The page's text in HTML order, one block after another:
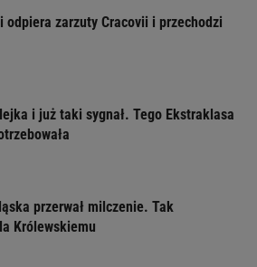
odpiera zarzuty Cracovii i przechodzi
i już taki sygnał. Tego Ekstraklasa
przerwał milczenie. Tak
Królewskiemu